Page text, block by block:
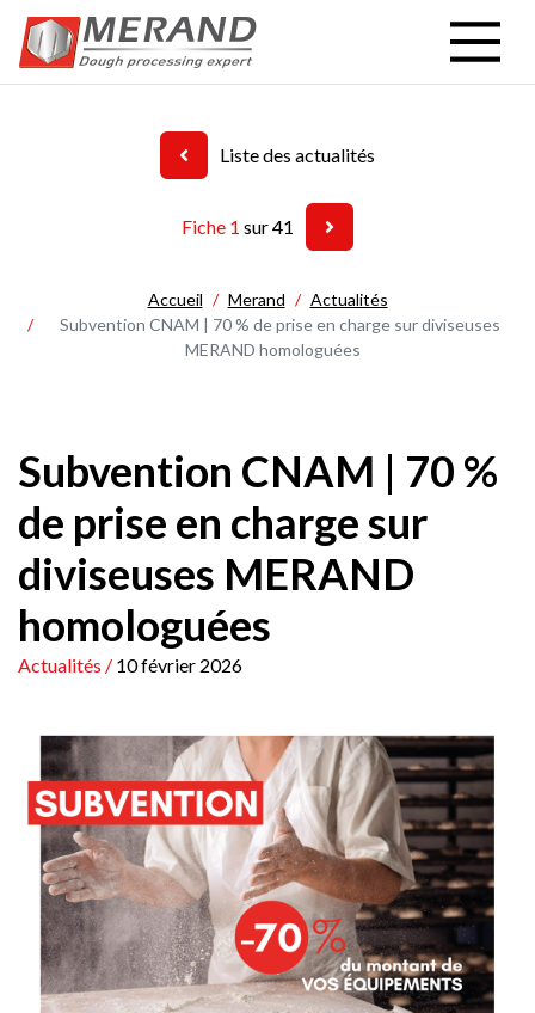
Aller
contenu
Liste des actualités
Fiche 1 sur 41
Accueil Merand
Actualités
Subvention CNAM | 70 % de prise en charge sur diviseuses
MERAND homologuées
Subvention CNAM | 70 %
de prise en charge sur
diviseuses MERAND
homologuées
Actualités / 10 février 2026